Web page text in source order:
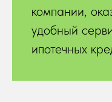
компании,
удобный
ипотечных